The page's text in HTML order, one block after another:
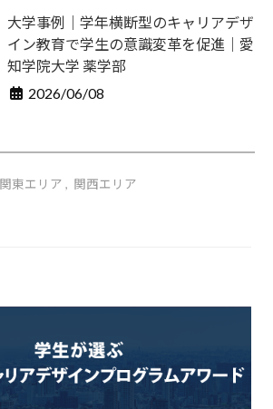
大学事例｜学年横断型のキャリアデザ
イン教育で学生の意識変革を促進｜愛
知学院大学 薬学部
2026/06/08
関東エリア , 関西エリア